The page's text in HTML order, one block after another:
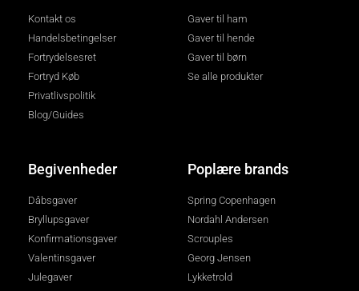
Kontakt os
Handelsbetingelser
Fortrydelsesret
Fortryd Køb
Privatlivspolitik
Blog/Guides
Gaver til ham
Gaver til hende
Gaver til børn
Se alle produkter
Begivenheder
Dåbsgaver
Bryllupsgaver
Konfirmationsgaver
Valentinsgaver
Julegaver
Poplære brands
Spring Copenhagen
Nordahl Andersen
Scrouples
Georg Jensen
Lykketrold